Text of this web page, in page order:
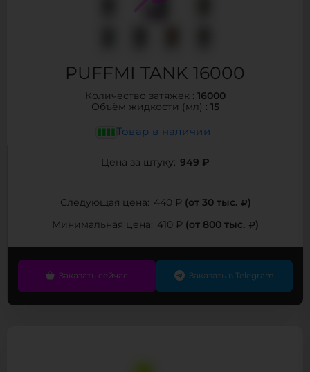
PUFFMI TANK 16000
Количество затяжек : 16000
Объём жидкости (мл) : 15
Товар в наличии
Цена за штуку: 949 ₽
Следующая цена: 440 ₽ (от 30 тыс. )
Минимальная цена: 410 ₽ (от 800 тыс. )
Заказать сейчас Заказать в Telegram